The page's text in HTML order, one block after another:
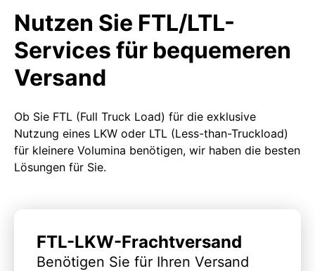
Nutzen Sie FTL/LTL-
Services für bequemeren
Versand
Ob Sie FTL (Full Truck Load) für die exklusive
Nutzung eines LKW oder LTL (Less-than-Truckload)
für kleinere Volumina benötigen, wir haben die besten
Lösungen für Sie.
FTL-LKW-Frachtversand
Benötigen Sie für Ihren Versand